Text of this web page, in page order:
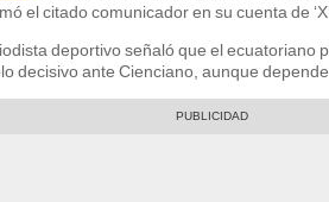
el citado comunicador en su cuenta de
deportivo señaló que el ecuatoriano
decisivo ante Cienciano, aunque